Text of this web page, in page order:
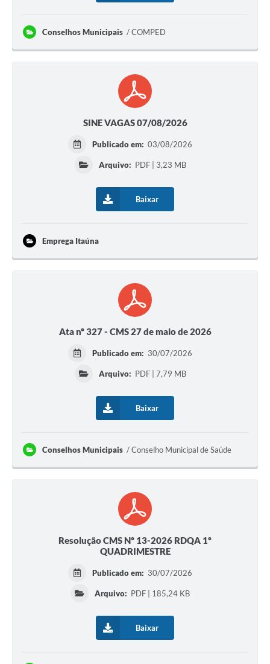
Conselhos Municipais COMPED
SINE VAGAS 07/08/2026
Publicado em: 03/08/2026
Arquivo: PDF | 3,23 MB
Baixar
Emprega Itaúna
Ata nº 327 - CMS 27 de maio de 2026
Publicado em: 30/07/2026
Arquivo: PDF | 7,79 MB
Baixar
Conselhos Municipais Conselho Municipal de Saúde
Resolução CMS Nº 13-2026 RDQA 1º
QUADRIMESTRE
Publicado em: 30/07/2026
Arquivo: PDF | 185,24 KB
Baixar